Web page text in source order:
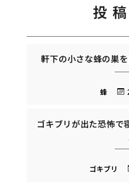
投
軒下の小さな蜂の巣
蜂
ゴキブリが出た恐怖で
ゴキブリ